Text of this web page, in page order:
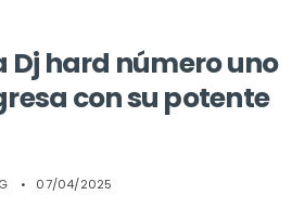
Dj hard número uno
con su potente
• 07/04/2025